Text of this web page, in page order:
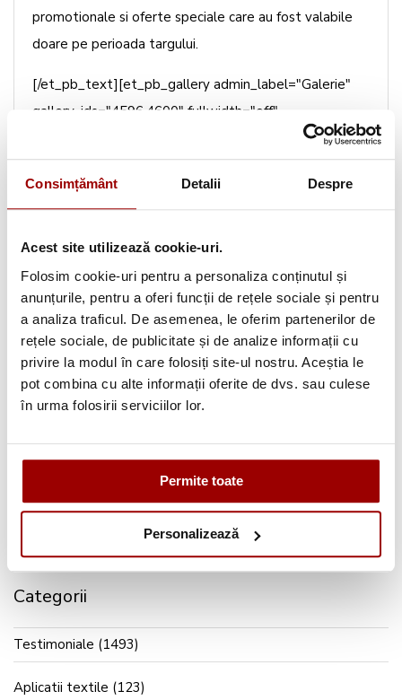
Consimțământ Detalii Despre
Acest site utilizează cookie-uri.
Folosim cookie-uri pentru a personaliza conținutul și
anunțurile, pentru a oferi funcții de rețele sociale și pentru
a analiza traficul. De asemenea, le oferim partenerilor de
rețele sociale, de publicitate și de analize informații cu
privire la modul în care folosiți site-ul nostru. Aceștia le
pot combina cu alte informații oferite de dvs. sau culese
în urma folosirii serviciilor lor.
Permite toate
Personalizează
promotionale si oferte speciale care au fost valabile
doare pe perioada targului.
[/et_pb_text][et_pb_gallery admin_label="Galerie"
gallery_ids="4596,4600" fullwidth="off"
show_title_and_caption="off" show_pagination="off"
background_layout="light" auto="off"
hover_overlay_color="rgba(255,255,255,0.9)"
title_font_size="16" use_border_color="off"
border_color="#ffffff" border_style="solid" /]
[/et_pb_column][/et_pb_row][/et_pb_section]
Articolul anterior Articolul urmator
0 Comentarii
Categorii
Testimoniale (1493)
Aplicatii textile (123)